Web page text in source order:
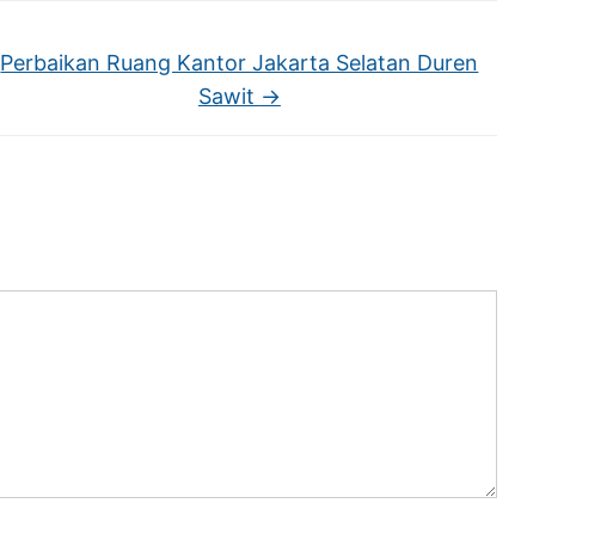
Perbaikan Ruang Kantor Jakarta Selatan Duren
Sawit →